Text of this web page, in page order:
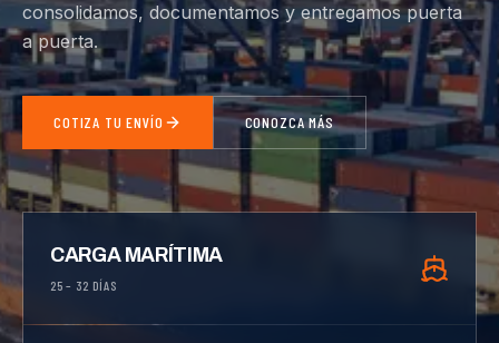
consolidamos, documentamos y entregamos puerta
a puerta.
COTIZA TU ENVÍO CONOZCA MÁS
CARGA MARÍTIMA
25 – 32 DÍAS